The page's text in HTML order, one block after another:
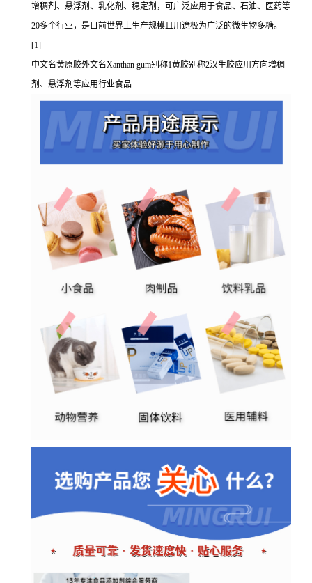
增稠剂、悬浮剂、乳化剂、稳定剂，可广泛应用于食品、石油、医药等
20多个行业，是目前世界上生产规模且用途极为广泛的微生物多糖。
[1]
中文名黄原胶外文名Xanthan gum别称1黄胶别称2汉生胶应用方向增稠
剂、悬浮剂等应用行业食品